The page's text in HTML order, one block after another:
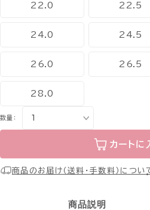
22.0 22.5
24.0 24.5
26.0 26.5
28.0
数量：
カートに
商品のお届け（送料・手数料）につい
商品説明